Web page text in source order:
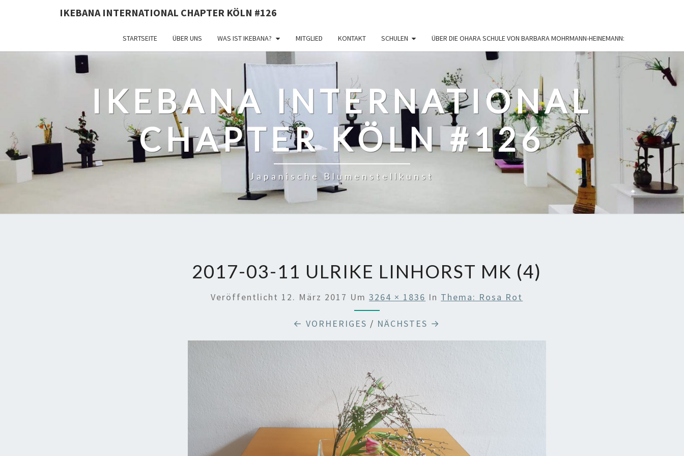
IKEBANA INTERNATIONAL CHAPTER KÖLN #126
STARTSEITE ÜBER UNS WAS IST IKEBANA? MITGLIED KONTAKT SCHULEN ÜBER DIE OHARA SCHULE VON BARBARA MOHRMANN-HEINEMANN:
IKEBANA INTERNATIONAL
CHAPTER KÖLN #126
Japanische Blumenstellkunst
2017-03-11 ULRIKE LINHORST MK (4)
Veröffentlicht 12. März 2017 Um3264 × 1836 In Thema: Rosa Rot
← VORHERIGES / NÄCHSTES →